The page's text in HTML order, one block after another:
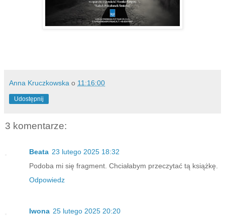
Anna Kruczkowska o 11:16:00
Udostępnij
3 komentarze:
Beata 23 lutego 2025 18:32
Podoba mi się fragment. Chciałabym przeczytać tą książkę.
Odpowiedz
Iwona 25 lutego 2025 20:20